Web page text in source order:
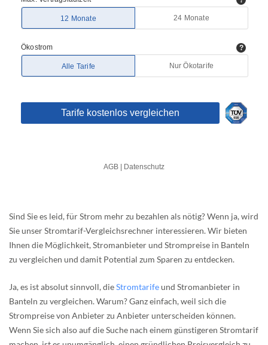
Sind Sie es leid, für Strom mehr zu bezahlen als nötig? Wenn ja, wird
Sie unser Stromtarif-Vergleichsrechner interessieren. Wir bieten
Ihnen die Möglichkeit, Stromanbieter und Strompreise in Banteln
zu vergleichen und damit Potential zum Sparen zu entdecken.
Ja, es ist absolut sinnvoll, dieStromtarifeund Stromanbieter in
Banteln zu vergleichen. Warum? Ganz einfach, weil sich die
Strompreise von Anbieter zu Anbieter unterscheiden können.
Wenn Sie sich also auf die Suche nach einem günstigeren Stromtarif